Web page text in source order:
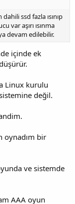
dahili ssd fazla ısınıp
var aşırı ısınma
devam edilebilir.
içinde ek
Linux kurulu
değil.
oynadım bir
ve sistemde
AAA oyun